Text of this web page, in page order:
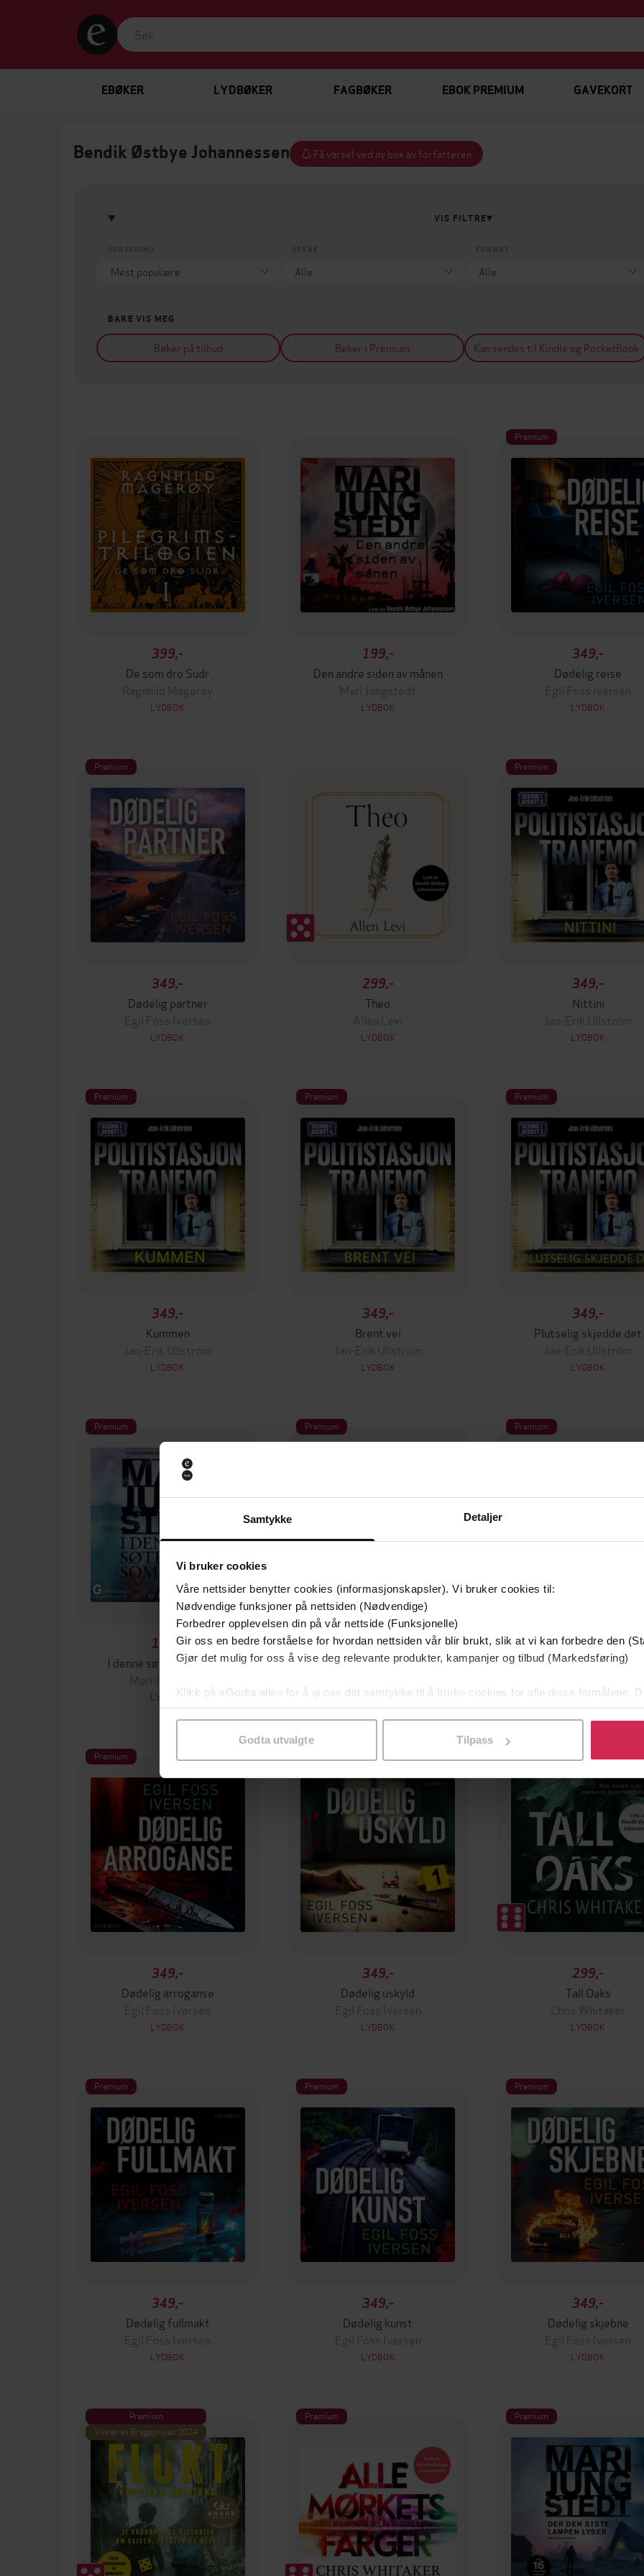
Samtykke Detaljer
Vi bruker cookies
Våre nettsider benytter cookies (informasjonskapsler). Vi bruker cookies til:
Nødvendige funksjoner på nettsiden (Nødvendige)
Forbedrer opplevelsen din på vår nettside (Funksjonelle)
Gir oss en bedre forståelse for hvordan nettsiden vår blir brukt, slik at vi kan forbedre den
Gjør det mulig for oss å vise deg relevante produkter, kampanjer og tilbud (Markedsføring)
Klikk på «Godta alle» for å gi oss ditt samtykke til å bruke cookies for alle disse formålene.
samtykke til spesifikke formål ved å klikke på «Tilpass». Du kan når som helst trekke
Godta utvalgte Tilpass
EBØKER LYDBØKER FAGBØKER EBOK PREMIUM GAVEKORT
Bendik Østbye Johannessen Få varsel ved ny bok av forfatteren
VIS FILTRE
BARE VIS MEG
Bøker på tilbud Bøker i Premium Kan sendes til Kindle og PocketBook
399,-
De som dro Sudr
Ragnhild Magerøy
LYDBOK
199,-
Den andre siden av månen
Mari Jungstedt
LYDBOK
Premium
349,-
Dødelig reise
Egil Foss Iversen
LYDBOK
Premium
349,-
Dødelig partner
Egil Foss Iversen
LYDBOK
299,-
Theo
Allen Levi
LYDBOK
Premium
349,-
Nittini
Jan-Erik Ullström
LYDBOK
Premium
349,-
Kummen
Jan-Erik Ullström
LYDBOK
Premium
349,-
Brent vei
Jan-Erik Ullström
LYDBOK
Premium
349,-
Plutselig skjedde det
Jan-Erik Ullström
LYDBOK
Premium
199,-
I denne søte sommertid
Mari Jungstedt
LYDBOK
Premium
199,-
Jeg ser deg
LYDBOK
Premium
399,-
Hvem drepte kelneren?
LYDBOK
Premium
349,-
Dødelig arroganse
Egil Foss Iversen
LYDBOK
349,-
Dødelig uskyld
Egil Foss Iversen
LYDBOK
299,-
Tall Oaks
Chris Whitaker
LYDBOK
Premium
349,-
Dødelig fullmakt
Egil Foss Iversen
LYDBOK
Premium
349,-
Dødelig kunst
Egil Foss Iversen
LYDBOK
Premium
349,-
Dødelig skjebne
Egil Foss Iversen
LYDBOK
Premium
Vinner av Brageprisen 2024
Premium Premium